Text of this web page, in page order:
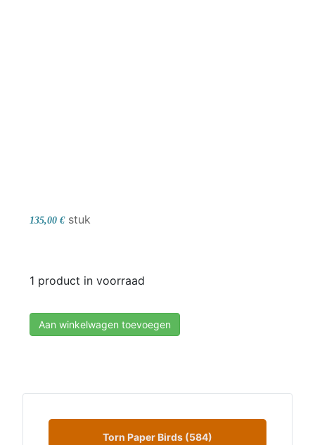
135,00 € stuk
1 product in voorraad
Aan winkelwagen toevoegen
Torn Paper Birds (584)